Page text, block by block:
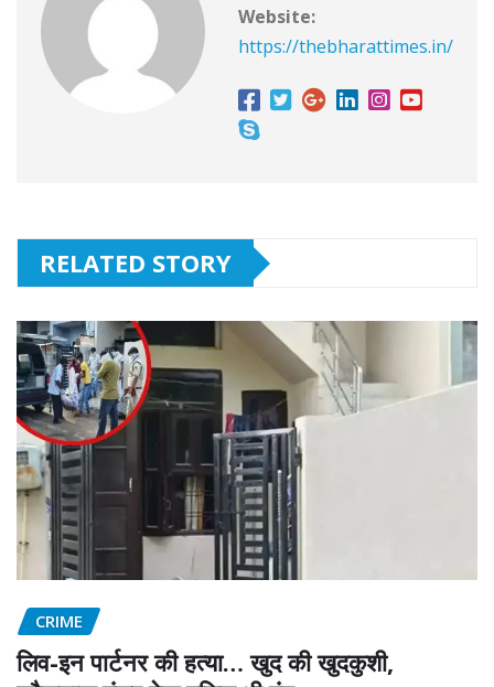
Website:
https://thebharattimes.in/
RELATED STORY
CRIME
लिव-इन पार्टनर की हत्या… खुद की खुदकुशी,